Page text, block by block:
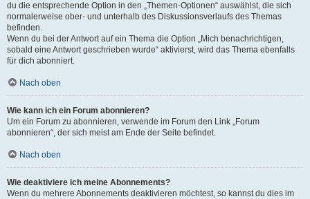
du die entsprechende Option in den „Themen-Optionen“ auswählst, die sich
normalerweise ober- und unterhalb des Diskussionsverlaufs des Themas
befinden.
Wenn du bei der Antwort auf ein Thema die Option „Mich benachrichtigen,
sobald eine Antwort geschrieben wurde“ aktivierst, wird das Thema ebenfalls
für dich abonniert.
Nach oben
Wie kann ich ein Forum abonnieren?
Um ein Forum zu abonnieren, verwende im Forum den Link „Forum
abonnieren“, der sich meist am Ende der Seite befindet.
Nach oben
Wie deaktiviere ich meine Abonnements?
Wenn du mehrere Abonnements deaktivieren möchtest, so kannst du dies im